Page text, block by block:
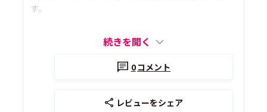
す。
続きを開く
0コメント
レビューをシェア